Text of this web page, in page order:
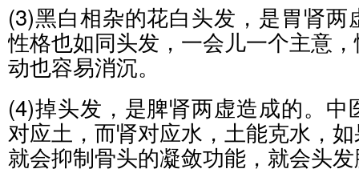
(3)黑白相杂的花白头发，是胃肾两
性格也如同头发，一会儿一个主意
动也容易消沉。
(4)掉头发，是脾肾两虚造成的。中
对应土，而肾对应水，土能克水，
就会抑制骨头的凝敛功能，就会头